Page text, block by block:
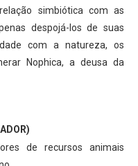
simbiótica com as
despojá-los de suas
com a natureza, os
Nophica, a deusa da
de recursos animais